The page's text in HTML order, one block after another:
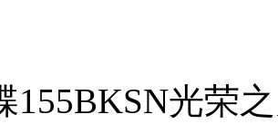
155BKSN光荣